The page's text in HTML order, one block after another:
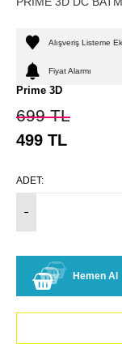
Alışveriş Listeme
Fiyat Alarmı
Prime 3D
699TL
499 TL
ADET:
Hemen Al